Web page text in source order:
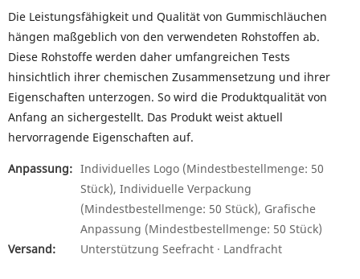
Die Leistungsfähigkeit und Qualität von Gummischläuchen
hängen maßgeblich von den verwendeten Rohstoffen ab.
Diese Rohstoffe werden daher umfangreichen Tests
hinsichtlich ihrer chemischen Zusammensetzung und ihrer
Eigenschaften unterzogen. So wird die Produktqualität von
Anfang an sichergestellt. Das Produkt weist aktuell
hervorragende Eigenschaften auf.
Anpassung: Individuelles Logo (Mindestbestellmenge: 50
Stück), Individuelle Verpackung
(Mindestbestellmenge: 50 Stück), Grafische
Anpassung (Mindestbestellmenge: 50 Stück)
Versand:
Unterstützung Seefracht · Landfracht